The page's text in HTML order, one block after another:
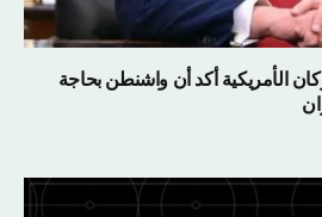
الأمريكية أكد أن واشنطن بحاجة